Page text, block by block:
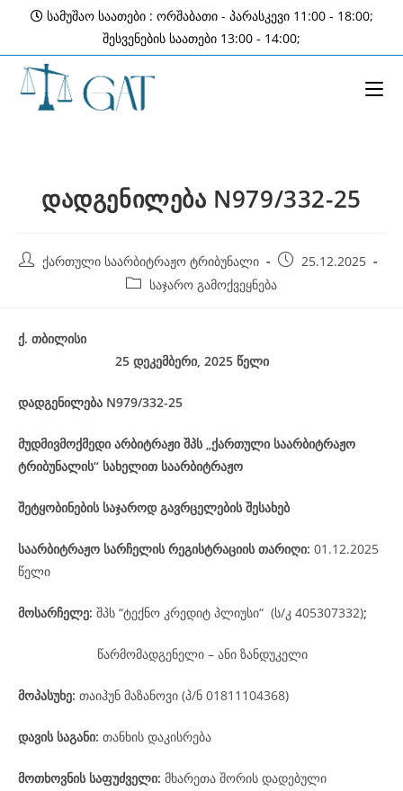
content
სამუშაო საათები : ორშაბათი - პარასკევი 11:00 - 18:00;
შესვენების საათები 13:00 - 14:00;
დადგენილება N979/332-25
Post ქართული საარბიტრაჟო ტრიბუნალი
Post 25.12.2025
Post საჯარო გამოქვეყნება
ქ. თბილისი
25 დეკემბერი, 2025 წელი
დადგენილება N979/332-25
მუდმივმოქმედი არბიტრაჟი შპს „ქართული საარბიტრაჟო
ტრიბუნალის“ სახელით საარბიტრაჟო
შეტყობინების საჯაროდ გავრცელების შესახებ
საარბიტრაჟო სარჩელის რეგისტრაციის თარიღი: 01.12.2025
წელი
მოსარჩელე: შპს “ტექნო კრედიტ პლიუსი“ (ს/კ 405307332);
წარმომადგენელი – ანი ზანდუკელი
მოპასუხე: თაიჰუნ მაზანოვი (პ/ნ 01811104368)
დავის საგანი: თანხის დაკისრება
მოთხოვნის საფუძველი: მხარეთა შორის დადებული